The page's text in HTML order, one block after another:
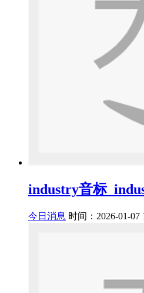
industry音标
今日消息 时间：2026-01-07